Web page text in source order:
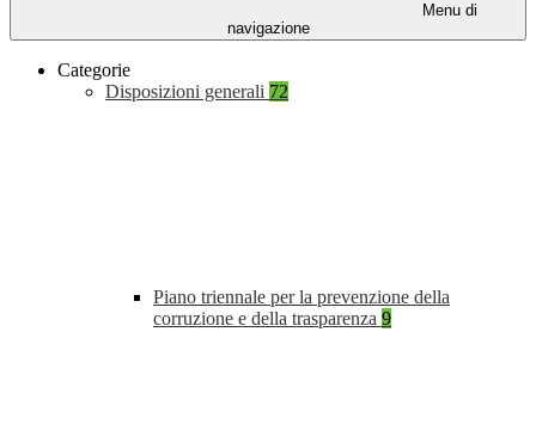
Menu di
navigazione
Categorie
Disposizioni generali 72
Piano triennale per la prevenzione della
corruzione e della trasparenza 9